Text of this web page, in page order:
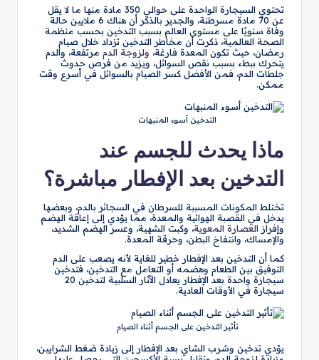
تحتوي السيجارة الواحدة على حوالي 350 مادة منها ما لا يقل
عن 70 مادة مسرطنة، والجدير بالذكر أن هناك 6 ملايين حالة
وفاة سنويًا على مستوى العالم بسبب التدخين بحسب منظمة
الصحة العالمية، ذكرت أن مخاطر التدخين تزداد خلال صيام
رمضان، حيث تكون المعدة فارغة، ولزوجة الدم مرتفعة، والدم
يتحرك ببطء بسبب نقص السوائل، ويزيد من فرص حدوث
جلطات الدم، فمن الأفضل كسر الصيام بالسوائل في أسرع وقت
ممكن.
التدخين أسوء المنبهات
ماذا يحدث للجسم عند
التدخين بعد الإفطار مباشرة؟
تختلط المكونات المسببة للسرطان في السجائر بالدم، وبعضها
يدخل في القصبة الهوائية والمعدة، مما يؤدي إلى إعاقة الهضم
وإفراز العصارة المعوية، وكبت الشهية، وعسر الهضم الشديد،
والإمساك، وانتفاخ البطن، وحرقة المعدة.
كما أن التدخين بعد الإفطار خطير للغاية لأنه يصعب على الدم
التوفيق بين الطعام وهضمه أو التعامل مع التدخين، فتدخين
سيجارة واحدة بعد الإفطار يعادل الآثار السلبية لتدخين 20
سيجارة في الأوقات العادية.
تأثير التدخين على الجسم أثناء الصيام
يؤدي تدخين وشرب الشاي بعد الإفطار إلى زيادة ضغط الشرايين،